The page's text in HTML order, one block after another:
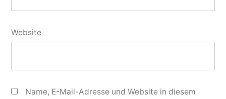
Website
Name, E-Mail-Adresse und Website in diesem